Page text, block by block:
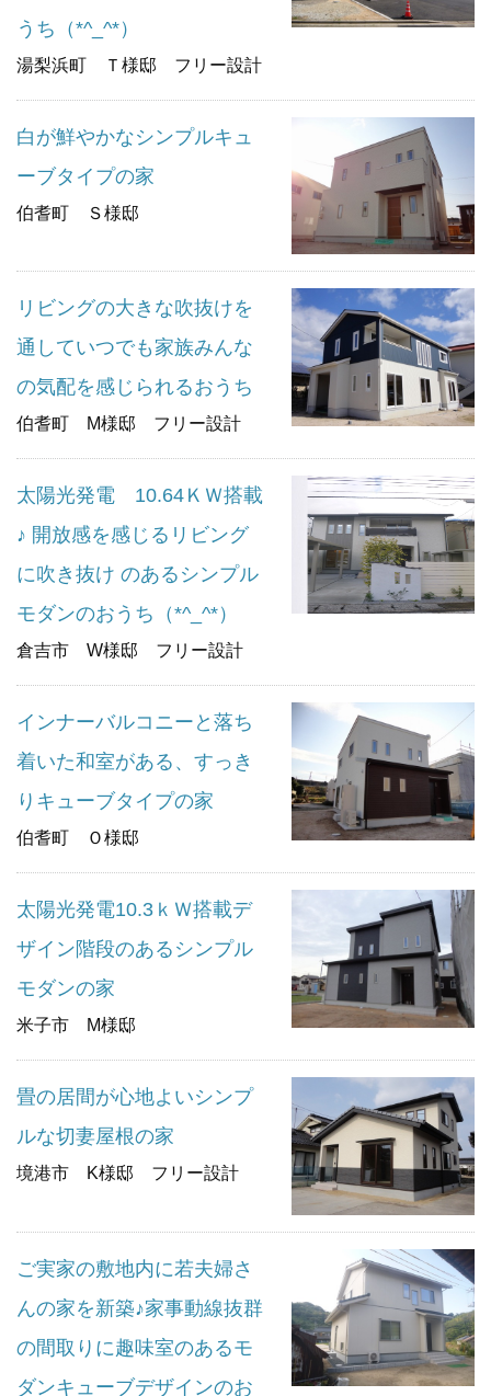
うち（*^_^*）
湯梨浜町 Ｔ様邸 フリー設計
白が鮮やかなシンプルキュ
ーブタイプの家
伯耆町 Ｓ様邸
リビングの大きな吹抜けを
通していつでも家族みんな
の気配を感じられるおうち
伯耆町 M様邸 フリー設計
太陽光発電 10.64ＫＷ搭載
♪ 開放感を感じるリビング
に吹き抜け のあるシンプル
モダンのおうち（*^_^*）
倉吉市 W様邸 フリー設計
インナーバルコニーと落ち
着いた和室がある、すっき
りキューブタイプの家
伯耆町 Ｏ様邸
太陽光発電10.3ｋＷ搭載デ
ザイン階段のあるシンプル
モダンの家
米子市 М様邸
畳の居間が心地よいシンプ
ルな切妻屋根の家
境港市 K様邸 フリー設計
ご実家の敷地内に若夫婦さ
んの家を新築♪家事動線抜群
の間取りに趣味室のあるモ
ダンキューブデザインのお